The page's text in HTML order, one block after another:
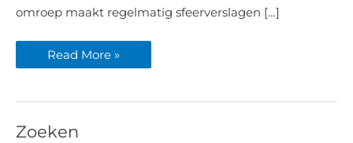
omroep maakt regelmatig sfeerverslagen […]
voiceover
Read More »
Zoeken